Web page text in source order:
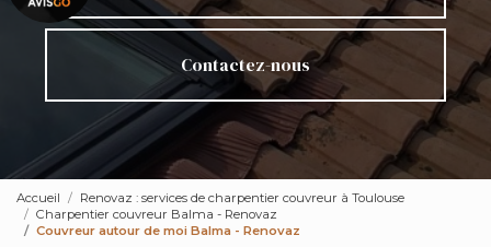
Contactez-nous
Voir le certificat
Accueil
Renovaz : services de charpentier couvreur à Toulouse
Charpentier couvreur Balma - Renovaz
Couvreur autour de moi Balma - Renovaz